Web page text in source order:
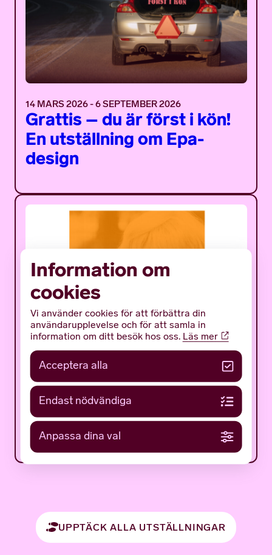
14 MARS 2026 - 6 SEPTEMBER 2026
Grattis – du är först i kön!
En utställning om Epa-
design
23 MAJ 2026 - 1 NOVEMBER 2026
Ute skiner solen – en
utställning tillägnad Sonja
Åkesson
UPPTÄCK ALLA UTSTÄLLNINGAR
Information om
cookies
Vi använder cookies för att förbättra din
användarupplevelse och för att samla in
information om ditt besök hos oss. Läs mer
Acceptera alla
Endast nödvändiga
Anpassa dina val